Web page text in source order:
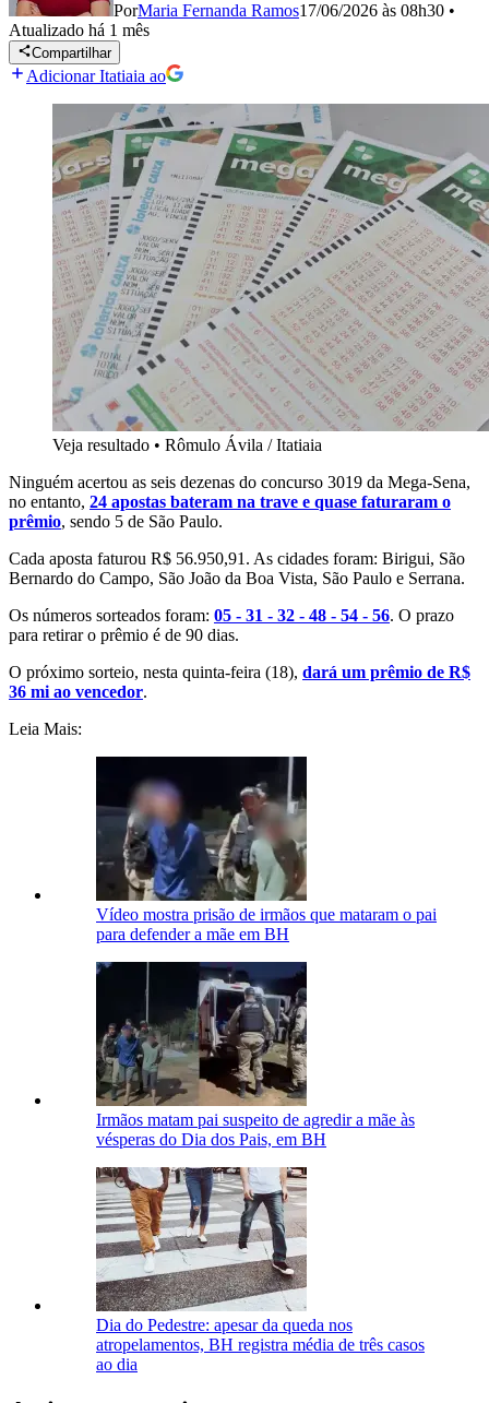
PorMaria Fernanda Ramos17/06/2026 às 08h30 •
Atualizado há 1 mês
Compartilhar
Adicionar Itatiaia ao
Veja resultado • Rômulo Ávila / Itatiaia
Ninguém acertou as seis dezenas do concurso 3019 da Mega-Sena,
no entanto, 24 apostas bateram na trave e quase faturaram o
prêmio, sendo 5 de São Paulo.
Cada aposta faturou R$ 56.950,91. As cidades foram: Birigui, São
Bernardo do Campo, São João da Boa Vista, São Paulo e Serrana.
Os números sorteados foram: 05 - 31 - 32 - 48 - 54 - 56. O prazo
para retirar o prêmio é de 90 dias.
O próximo sorteio, nesta quinta-feira (18), dará um prêmio de R$
36 mi ao vencedor.
Leia Mais:
Vídeo mostra prisão de irmãos que mataram o pai
para defender a mãe em BH
Irmãos matam pai suspeito de agredir a mãe às
vésperas do Dia dos Pais, em BH
Dia do Pedestre: apesar da queda nos
atropelamentos, BH registra média de três casos
ao dia